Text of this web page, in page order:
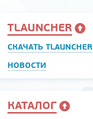
TLAUNCHER
СКАЧАТЬ TLAUNCHER
НОВОСТИ
КАТАЛОГ